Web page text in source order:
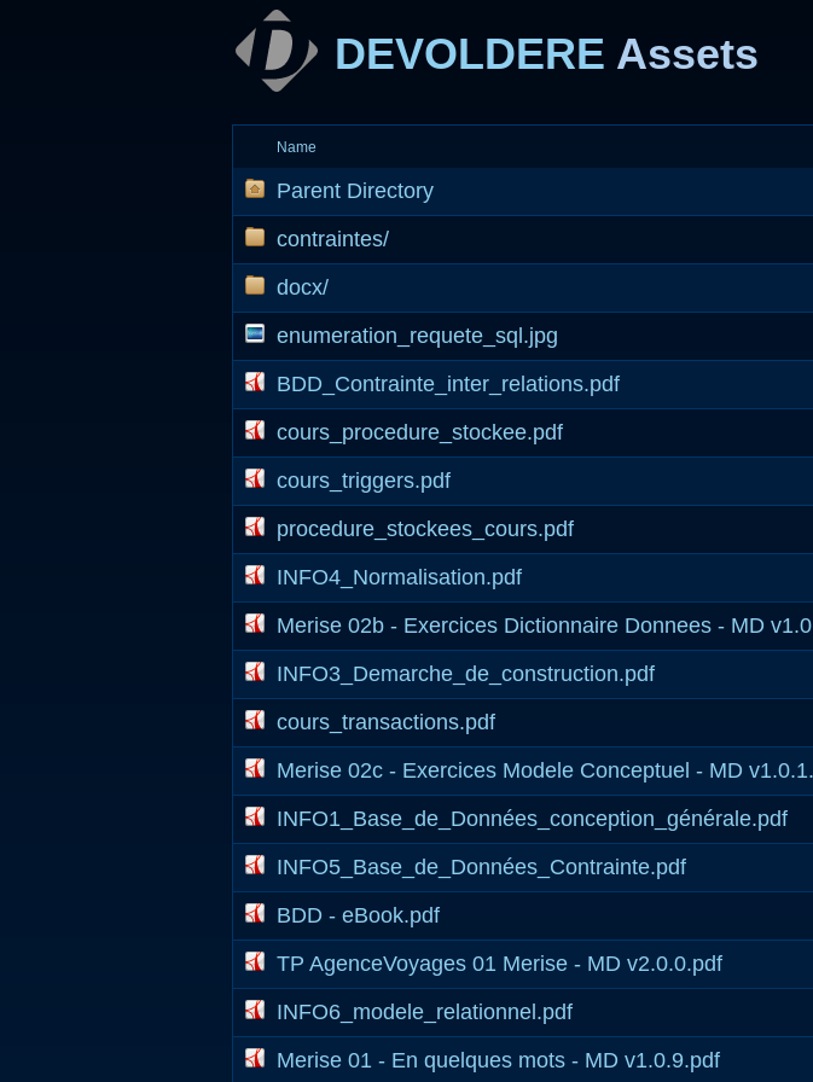
DEVOLDERE Assets
Name
Parent Directory
contraintes/
docx/
enumeration_requete_sql.jpg
BDD_Contrainte_inter_relations.pdf
cours_procedure_stockee.pdf
cours_triggers.pdf
procedure_stockees_cours.pdf
INFO4_Normalisation.pdf
Merise 02b - Exercices Dictionnaire Donnees - MD
INFO3_Demarche_de_construction.pdf
cours_transactions.pdf
Merise 02c - Exercices Modele Conceptuel - MD
INFO1_Base_de_Données_conception_générale.pdf
INFO5_Base_de_Données_Contrainte.pdf
BDD - eBook.pdf
TP AgenceVoyages 01 Merise - MD v2.0.0.pdf
INFO6_modele_relationnel.pdf
Merise 01 - En quelques mots - MD v1.0.9.pdf